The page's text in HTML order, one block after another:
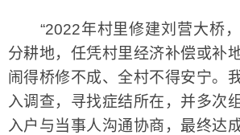
“2022年村里修建刘营大桥，
分耕地，任凭村里经济补偿或补
闹得桥修不成、全村不得安宁。
入调查，寻找症结所在，并多次
入户与当事人沟通协商，最终达